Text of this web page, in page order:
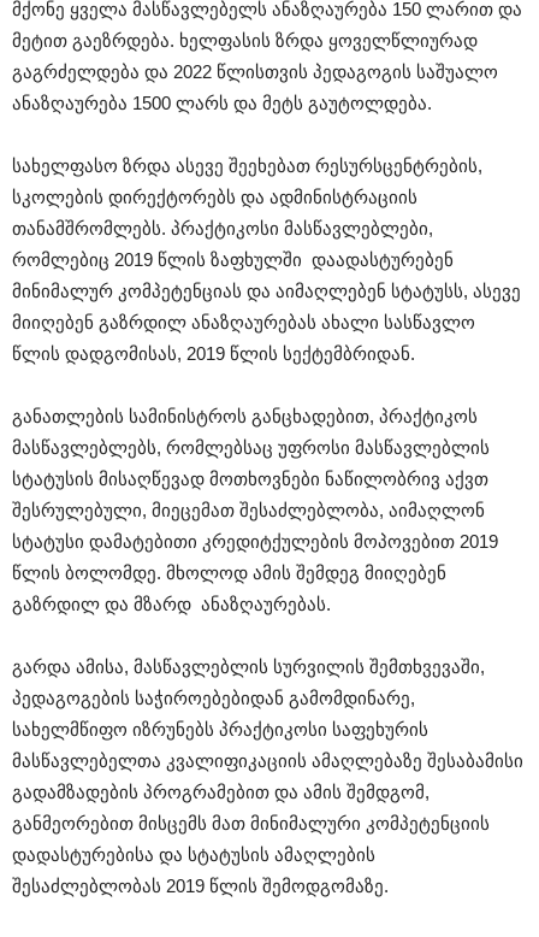
მქონე ყველა მასწავლებელს ანაზღაურება 150 ლარით და
მეტით გაეზრდება. ხელფასის ზრდა ყოველწლიურად
გაგრძელდება და 2022 წლისთვის პედაგოგის საშუალო
ანაზღაურება 1500 ლარს და მეტს გაუტოლდება.
სახელფასო ზრდა ასევე შეეხებათ რესურსცენტრების,
სკოლების დირექტორებს და ადმინისტრაციის
თანამშრომლებს. პრაქტიკოსი მასწავლებლები,
რომლებიც 2019 წლის ზაფხულში დაადასტურებენ
მინიმალურ კომპეტენციას და აიმაღლებენ სტატუსს, ასევე
მიიღებენ გაზრდილ ანაზღაურებას ახალი სასწავლო
წლის დადგომისას, 2019 წლის სექტემბრიდან.
განათლების სამინისტროს განცხადებით, პრაქტიკოს
მასწავლებლებს, რომლებსაც უფროსი მასწავლებლის
სტატუსის მისაღწევად მოთხოვნები ნაწილობრივ აქვთ
შესრულებული, მიეცემათ შესაძლებლობა, აიმაღლონ
სტატუსი დამატებითი კრედიტქულების მოპოვებით 2019
წლის ბოლომდე. მხოლოდ ამის შემდეგ მიიღებენ
გაზრდილ და მზარდ ანაზღაურებას.
გარდა ამისა, მასწავლებლის სურვილის შემთხვევაში,
პედაგოგების საჭიროებებიდან გამომდინარე,
სახელმწიფო იზრუნებს პრაქტიკოსი საფეხურის
მასწავლებელთა კვალიფიკაციის ამაღლებაზე შესაბამისი
გადამზადების პროგრამებით და ამის შემდგომ,
განმეორებით მისცემს მათ მინიმალური კომპეტენციის
დადასტურებისა და სტატუსის ამაღლების
შესაძლებლობას 2019 წლის შემოდგომაზე.